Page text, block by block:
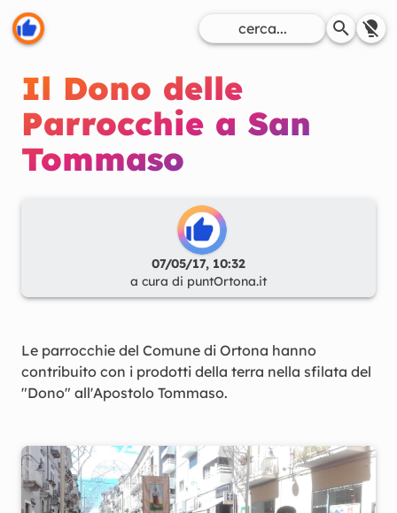
Il Dono delle
Parrocchie a San
Tommaso
07/05/17, 10:32
a cura di puntOrtona.it
Le parrocchie del Comune di Ortona hanno
contribuito con i prodotti della terra nella sfilata del
"Dono" all'Apostolo Tommaso.